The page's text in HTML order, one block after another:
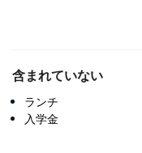
含まれていない
ランチ
入学金